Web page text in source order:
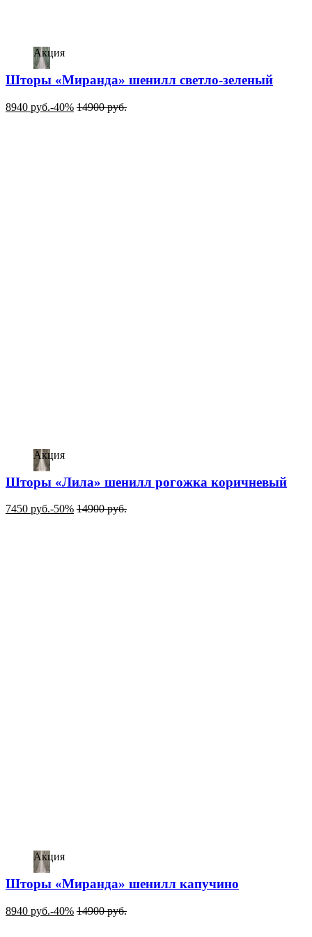
Акция
Шторы «Миранда» шенилл светло-зеленый
8940 руб.-40% 14900руб.
Акция
Шторы «Лила» шенилл рогожка коричневый
7450 руб.-50% 14900руб.
Акция
Шторы «Миранда» шенилл капучино
8940 руб.-40% 14900руб.